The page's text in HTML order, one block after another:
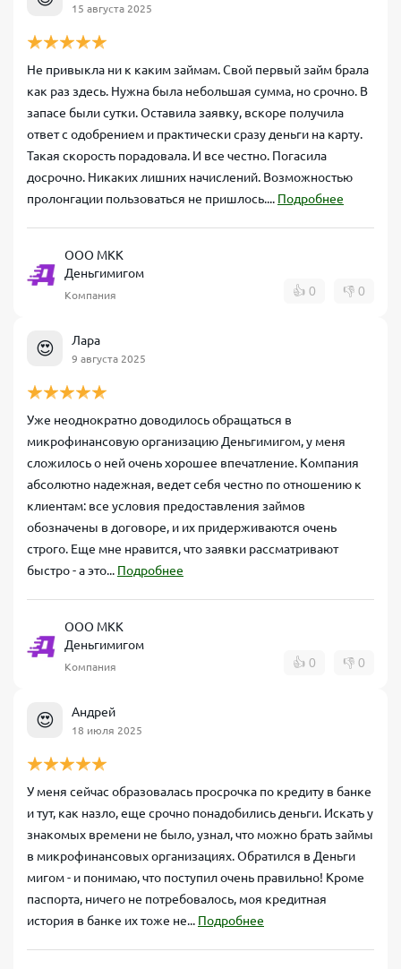
15 августа 2025
Не привыкла ни к каким займам. Свой первый займ брала
как раз здесь. Нужна была небольшая сумма, но срочно. В
запасе были сутки. Оставила заявку, вскоре получила
ответ с одобрением и практически сразу деньги на карту.
Такая скорость порадовала. И все честно. Погасила
досрочно. Никаких лишних начислений. Возможностью
пролонгации пользоваться не пришлось.... Подробнее
ООО МКК
Деньгимигом
Компания 👍 0 👎 0
😍 Лара
9 августа 2025
Уже неоднократно доводилось обращаться в
микрофинансовую организацию Деньгимигом, у меня
сложилось о ней очень хорошее впечатление. Компания
абсолютно надежная, ведет себя честно по отношению к
клиентам: все условия предоставления займов
обозначены в договоре, и их придерживаются очень
строго. Еще мне нравится, что заявки рассматривают
быстро - а это... Подробнее
ООО МКК
Деньгимигом
Компания 👍 0 👎 0
😍 Андрей
18 июля 2025
У меня сейчас образовалась просрочка по кредиту в банке
и тут, как назло, еще срочно понадобились деньги. Искать у
знакомых времени не было, узнал, что можно брать займы
в микрофинансовых организациях. Обратился в Деньги
мигом - и понимаю, что поступил очень правильно! Кроме
паспорта, ничего не потребовалось, моя кредитная
история в банке их тоже не... Подробнее